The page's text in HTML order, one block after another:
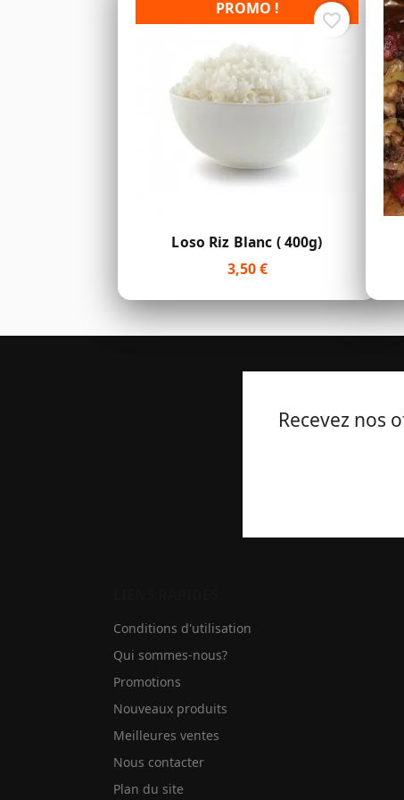
 Aperçu rapide
Loso Riz Blanc ( 400g)
3,50 €
PROMO !
favorite_border
Recevez nos
Conditions d'utilisation
Qui sommes-nous?
Promotions
Nouveaux produits
Meilleures ventes
Nous contacter
Plan du site